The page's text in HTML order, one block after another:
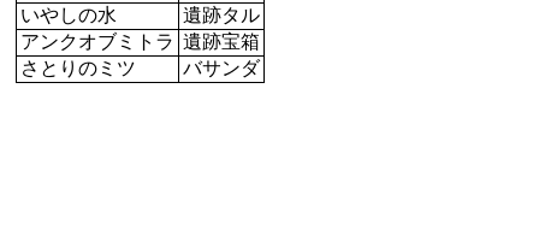
いやしの水
遺跡タル
アンクオブミトラ 遺跡宝箱
さとりのミツ
バサンダ